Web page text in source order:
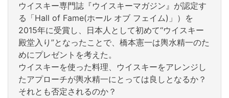
ウイスキー専門誌『ウイスキーマガジン』が認定す
る「Hall of Fame(ホール オブ フェイム)」）を
2015年に受賞し、日本人として初めて“ウイスキー
殿堂入り”となったことで、橋本憲一は輿水精一のた
めにプレゼントを考えた。
ウイスキーを使った料理、ウイスキーをアレンジし
たアプローチが輿水精一にとっては良しとなるか？
それとも否定されるのか？